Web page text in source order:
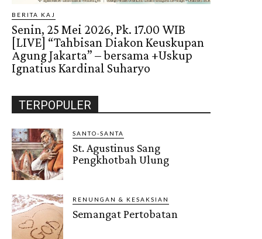
BERITA KAJ
Senin, 25 Mei 2026, Pk. 17.00 WIB
[LIVE] “Tahbisan Diakon Keuskupan
Agung Jakarta” – bersama +Uskup
Ignatius Kardinal Suharyo
TERPOPULER
SANTO-SANTA
St. Agustinus Sang
Pengkhotbah Ulung
RENUNGAN & KESAKSIAN
Semangat Pertobatan